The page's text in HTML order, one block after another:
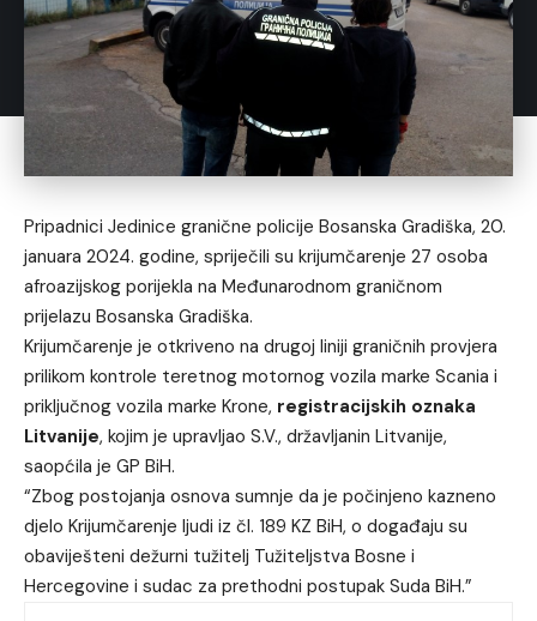
Pripadnici Jedinice granične policije Bosanska Gradiška, 20.
januara 2024. godine, spriječili su krijumčarenje 27 osoba
afroazijskog porijekla na Međunarodnom graničnom
prijelazu Bosanska Gradiška.
Krijumčarenje je otkriveno na drugoj liniji graničnih provjera
prilikom kontrole teretnog motornog vozila marke Scania i
priključnog vozila marke Krone, registracijskih oznaka
Litvanije, kojim je upravljao S.V., državljanin Litvanije,
saopćila je GP BiH.
“Zbog postojanja osnova sumnje da je počinjeno kazneno
djelo Krijumčarenje ljudi iz čl. 189 KZ BiH, o događaju su
obaviješteni dežurni tužitelj Tužiteljstva Bosne i
Hercegovine i sudac za prethodni postupak Suda BiH.”